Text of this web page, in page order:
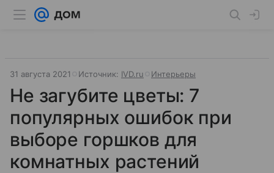
31 августа 2021 Источник: IVD.ru Интерьеры
Не загубите цветы: 7
популярных ошибок при
выборе горшков для
комнатных растений